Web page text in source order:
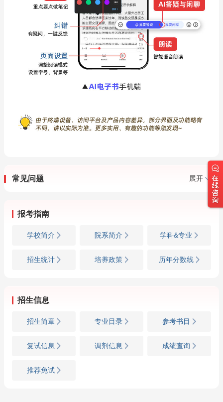
常见问题 展开
报考指南
学校简介 院系简介 学科&专业
招生统计 培养政策 历年分数线
招生信息
招生简章 专业目录 参考书目
复试信息 调剂信息 成绩查询
推荐免试